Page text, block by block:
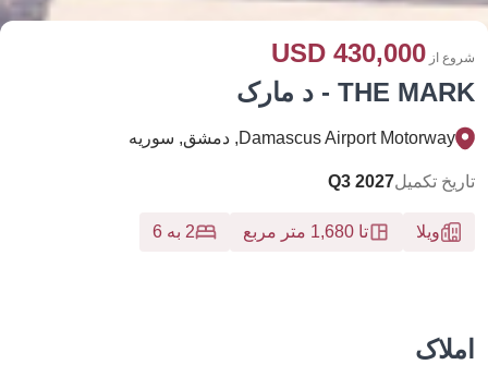
THE MARK - د مارک
شروع از 430,000 USD
Damascus Airport Motorway, دمشق, سوریه
تاریخ تکمیلQ3 2027
ویلا تا 1,680 متر مربع 2 به 6
املاک